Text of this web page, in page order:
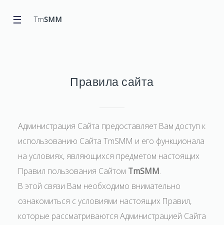
☰ TmSMM
Правила сайта
Администрация Сайта предоставляет Вам доступ к
использованию Сайта TmSMM и его функционала
на условиях, являющихся предметом настоящих
Правил пользования Сайтом TmSMM.
В этой связи Вам необходимо внимательно
ознакомиться с условиями настоящих Правил,
которые рассматриваются Администрацией Сайта